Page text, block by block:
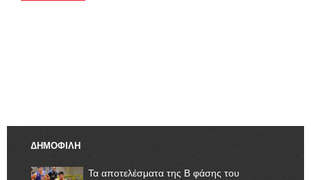
ΔΗΜΟΦΙΛΗ
Τα αποτελέσματα της Β φάσης του